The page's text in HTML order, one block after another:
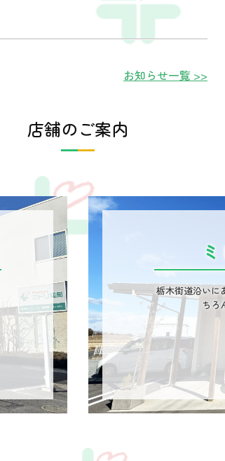
お知らせ一覧 >>
店舗のご案内
━━
栃木街道沿いに
ちろ